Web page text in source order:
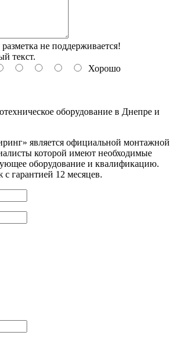
не поддерживается!
текст.
Хорошо
оборудование в Днепре и
является официальной монтажной
которой имеют необходимые
оборудование и квалификацию.
с гарантией 12 месяцев.